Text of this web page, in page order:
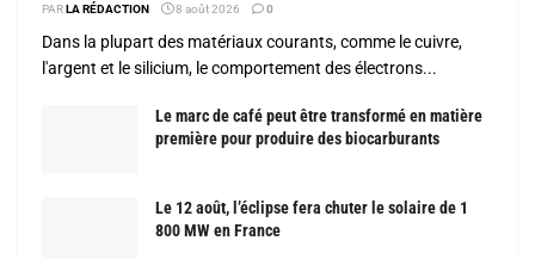
PARLA RÉDACTION 8 août 2026 0
Dans la plupart des matériaux courants, comme le cuivre,
l'argent et le silicium, le comportement des électrons...
Le marc de café peut être transformé en matière
première pour produire des biocarburants
Le 12 août, l’éclipse fera chuter le solaire de 1
800 MW en France